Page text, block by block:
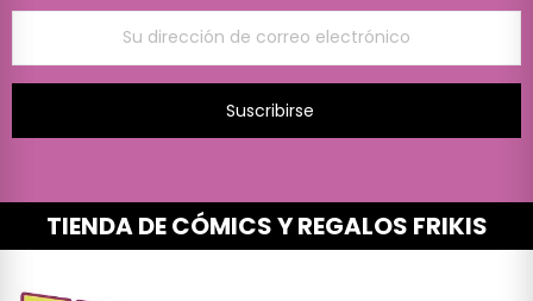
Suscribirse
TIENDA DE CÓMICS Y REGALOS FRIKIS